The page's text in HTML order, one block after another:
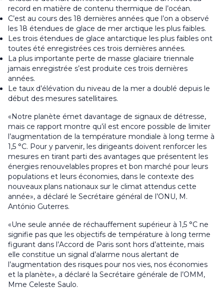
record en matière de contenu thermique de l’océan.
C’est au cours des 18 dernières années que l’on a observé
les 18 étendues de glace de mer arctique les plus faibles.
Les trois étendues de glace antarctique les plus faibles ont
toutes été enregistrées ces trois dernières années.
La plus importante perte de masse glaciaire triennale
jamais enregistrée s’est produite ces trois dernières
années.
Le taux d’élévation du niveau de la mer a doublé depuis le
début des mesures satellitaires.
«Notre planète émet davantage de signaux de détresse,
mais ce rapport montre qu’il est encore possible de limiter
l’augmentation de la température mondiale à long terme à
1,5 °C. Pour y parvenir, les dirigeants doivent renforcer les
mesures en tirant parti des avantages que présentent les
énergies renouvelables propres et bon marché pour leurs
populations et leurs économies, dans le contexte des
nouveaux plans nationaux sur le climat attendus cette
année», a déclaré le Secrétaire général de l’ONU, M.
António Guterres.
«Une seule année de réchauffement supérieur à 1,5 °C ne
signifie pas que les objectifs de température à long terme
figurant dans l’Accord de Paris sont hors d’atteinte, mais
elle constitue un signal d’alarme nous alertant de
l’augmentation des risques pour nos vies, nos économies
et la planète», a déclaré la Secrétaire générale de l’OMM,
Mme Celeste Saulo.